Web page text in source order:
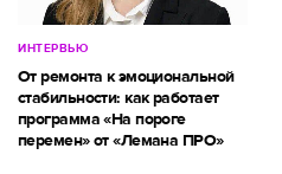
ИНТЕРВЬЮ
От ремонта к эмоциональной
стабильности: как работает
программа «На пороге
перемен» от «Лемана ПРО»